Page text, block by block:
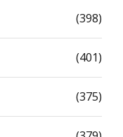
(398)
(401)
(375)